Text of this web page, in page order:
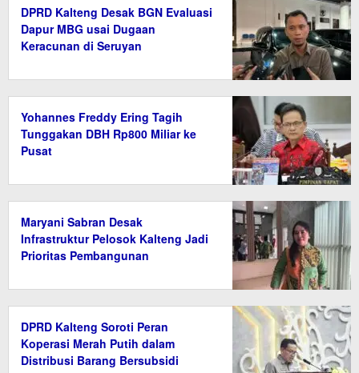
DPRD Kalteng Desak BGN Evaluasi
Dapur MBG usai Dugaan
Keracunan di Seruyan
Yohannes Freddy Ering Tagih
Tunggakan DBH Rp800 Miliar ke
Pusat
Maryani Sabran Desak
Infrastruktur Pelosok Kalteng Jadi
Prioritas Pembangunan
DPRD Kalteng Soroti Peran
Koperasi Merah Putih dalam
Distribusi Barang Bersubsidi